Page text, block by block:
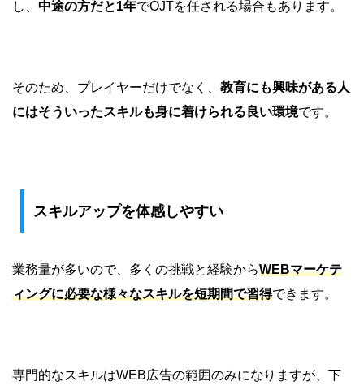
し、 中途の方だと1年でOJTを任される場合もあります。
そのため、プレイヤーだけでなく、 教育にも興味がある人
にはそういったスキルも身に着けられる良い環境です。
スキルアップを体感しやすい
業務量が多いので、多くの挑戦と経験からWEBマーケテ
ィングに必要な様々なスキルを短期間で習得できます。
専門的なスキルはWEB広告の範囲のみになりますが、下